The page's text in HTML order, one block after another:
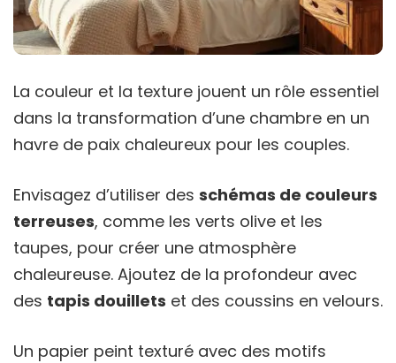
La couleur et la texture jouent un rôle essentiel
dans la transformation d’une chambre en un
havre de paix chaleureux pour les couples.
Envisagez d’utiliser des schémas de couleurs
terreuses, comme les verts olive et les
taupes, pour créer une atmosphère
chaleureuse. Ajoutez de la profondeur avec
des tapis douillets et des coussins en velours.
Un papier peint texturé avec des motifs